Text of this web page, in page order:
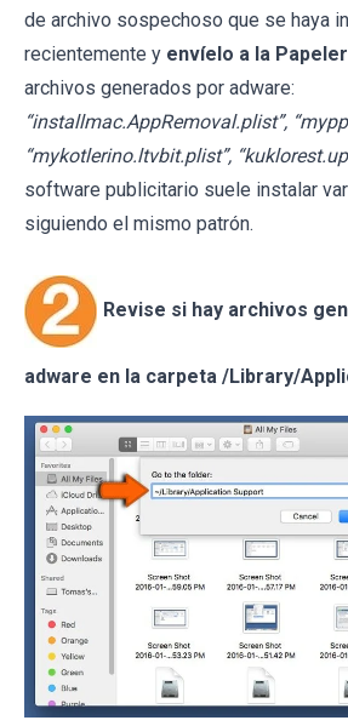
de archivo sospechoso que se haya
recientemente y envíelo a la
archivos generados por adware:
“installmac.AppRemoval.plist”,
“mykotlerino.ltvbit.plist”,
software publicitario suele instalar
siguiendo el mismo patrón.
Revise si hay archivos
adware en la carpeta /Library/